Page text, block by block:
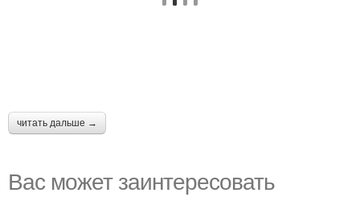
читать дальше →
Вас может заинтересовать